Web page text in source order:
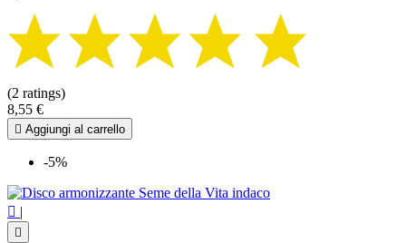
(2 ratings)
8,55 €
 Aggiungi al carrello
-5%
 |
